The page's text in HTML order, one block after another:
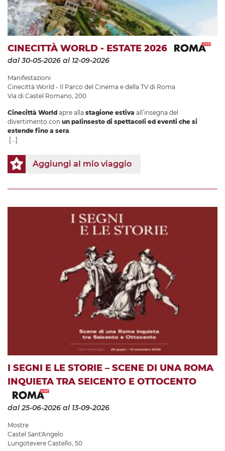
CINECITTÀ WORLD - ESTATE 2026
dal 30-05-2026 al 12-09-2026
Manifestazioni
Cinecittà World - Il Parco del Cinema e della TV di Roma
Via di Castel Romano, 200
Cinecittà World apre alla stagione estiva all’insegna del
divertimento con un palinsesto di spettacoli ed eventi che si
estende fino a sera.
[...]
Aggiungi al mio viaggio
I SEGNI E LE STORIE – SCENE DI UNA ROMA
INQUIETA TRA SEICENTO E OTTOCENTO
dal 25-06-2026 al 13-09-2026
Mostre
Castel Sant'Angelo
Lungotevere Castello, 50